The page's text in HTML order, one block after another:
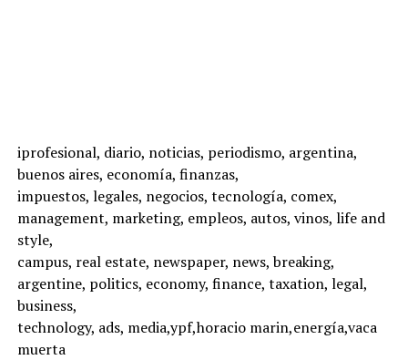
iprofesional, diario, noticias, periodismo, argentina,
buenos aires, economía, finanzas,
impuestos, legales, negocios, tecnología, comex,
management, marketing, empleos, autos, vinos, life and
style,
campus, real estate, newspaper, news, breaking,
argentine, politics, economy, finance, taxation, legal,
business,
technology, ads, media,ypf,horacio marin,energía,vaca
muerta